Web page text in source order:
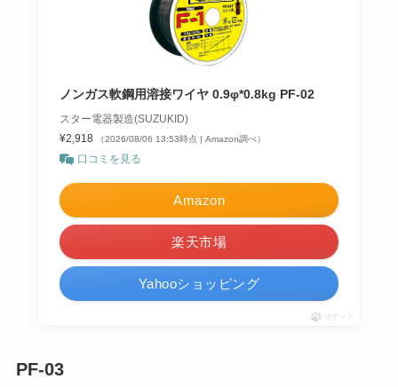
ノンガス軟鋼用溶接ワイヤ 0.9φ*0.8kg PF-02
スター電器製造(SUZUKID)
¥2,918
（2026/08/06 13:53時点 | Amazon調べ）
口コミを見る
Amazon
楽天市場
Yahooショッピング
ポチップ
PF-03